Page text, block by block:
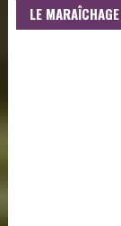
LE MARAÎCHAGE